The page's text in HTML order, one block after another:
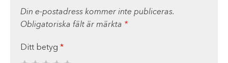
Din e-postadress kommer inte publiceras.
Obligatoriska fält är märkta *
Ditt betyg *